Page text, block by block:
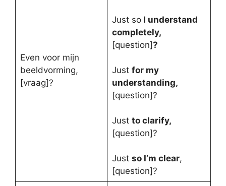
Even voor mijn
beeldvorming,
[vraag]?
Just soI understand
completely,
[question]?
Just for my
understanding,
[question]?
Just to clarify,
[question]?
Just so I’m clear,
[question]?